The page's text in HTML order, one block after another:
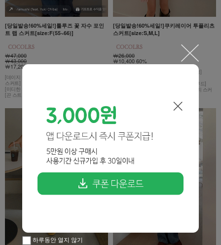
[당일발송!60%세일!]툴루즈 꽃 자수 포인
트 랩 스커트[size:F(55~66)]
￦47,000
￦43,000
￦17,200 63%
[데이지 꽃 자수로 룩에 발랄한 포인트를 더한 랩
스커트]
[미디한 기장감!]
[끈 스트랩으로 간편하게 착용하기 좋아요:)]
[당일발송!60%세일!]쿠키레이어 투플리츠
스커트[size:S,M,L]
￦26,000
￦10,400 60%
[이중 플리츠 라인으로 풍성한 실루엣 완성]
[걸을 때마다 자연스럽게 퍼지는 러블리 무드]
[니트·셔츠·가디건 모두 잘 어울리는 데일리 스커
하루동안 열지 않기